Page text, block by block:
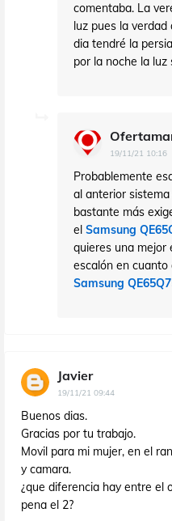
comentaba. La
luz pues la
dia tendré la
por la noche la luz
19/11/21 10:16
Probablemente
al anterior
bastante más
el Samsung
quieres una mejor
escalón en cuanto
Samsung
Javier
19/11/21 09:44
Buenos dias.
Gracias por tu trabajo.
Movil para mi mujer, en el
y camara.
¿que diferencia hay entre el
pena el 2?